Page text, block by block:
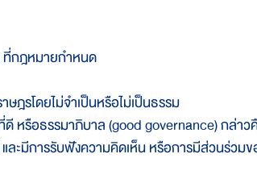
ที่กฎหมายกำหนด
ฎรโดยไม่จำเป็นหรือไม่เป็นธรรม
หรือธรรมาภิบาล (good governance) กล่าว
ละมีการรับฟังความคิดเห็น หรือการมีส่วนร่วม